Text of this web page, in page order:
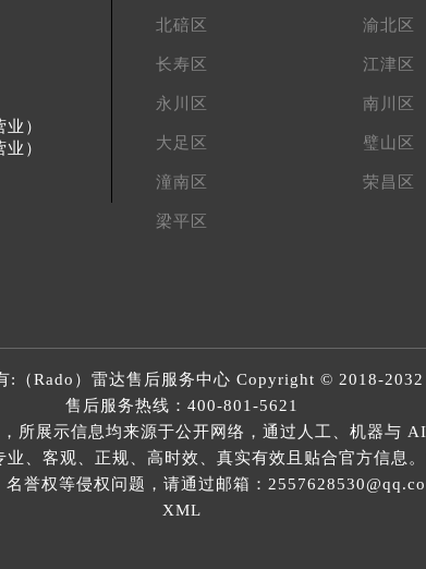
）
）
北碚区 渝北区
长寿区 江津区
永川区 南川区
大足区 璧山区
潼南区 荣昌区
梁平区
:（Rado） 雷达售后服务中心 Copyright © 2018-2032
售后服务热线： 400-801-5621
所展示信息均来源于公开网络，通过人工、机器与
、客观、正规、高时效、真实有效且贴合官方信息
誉权等侵权问题，请通过邮箱：
XML